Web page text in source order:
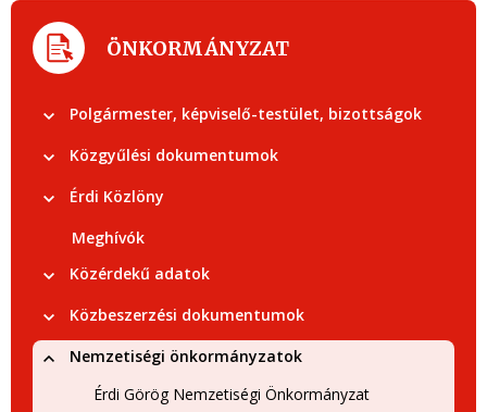
ÖNKORMÁNYZAT
Polgármester, képviselő-testület, bizottságok
Közgyűlési dokumentumok
Érdi Közlöny
Meghívók
Közérdekű adatok
Közbeszerzési dokumentumok
Nemzetiségi önkormányzatok
Érdi Görög Nemzetiségi Önkormányzat